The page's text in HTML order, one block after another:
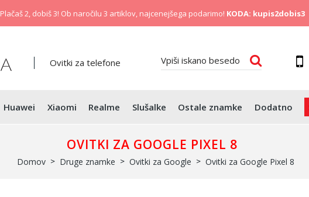
Plačaš 2, dobiš 3! Ob naročilu 3 artiklov, najcenejšega podarimo! KODA: kupis2dobis3
Ovitki za telefone
Huawei Xiaomi Realme Slušalke Ostale znamke Dodatno
OVITKI ZA GOOGLE PIXEL 8
Domov Druge znamke Ovitki za Google Ovitki za Google Pixel 8